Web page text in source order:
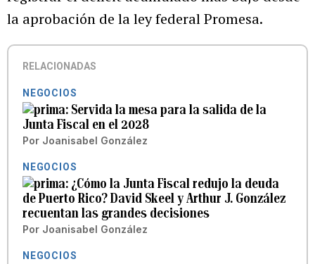
la aprobación de la ley federal Promesa.
RELACIONADAS
NEGOCIOS
Servida la mesa para la salida de la
Junta Fiscal en el 2028
Por Joanisabel González
NEGOCIOS
¿Cómo la Junta Fiscal redujo la deuda
de Puerto Rico? David Skeel y Arthur J. González
recuentan las grandes decisiones
Por Joanisabel González
NEGOCIOS